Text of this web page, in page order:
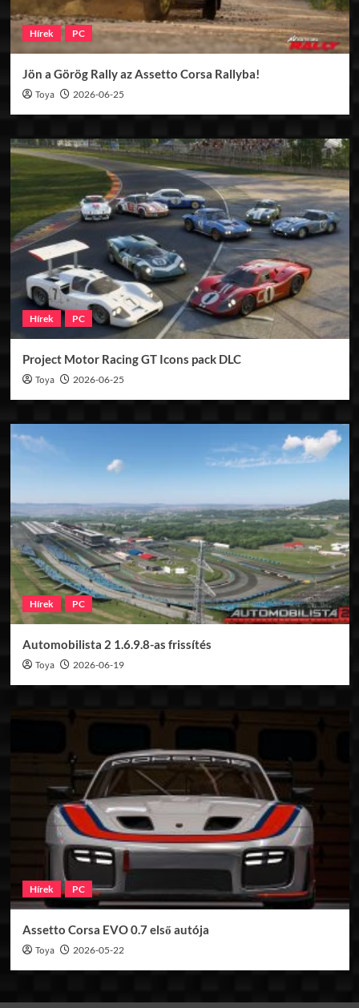
Hírek PC
Jön a Görög Rally az Assetto Corsa Rallyba!
Toya 2026-06-25
Hírek PC
Project Motor Racing GT Icons pack DLC
Toya 2026-06-25
Hírek PC
Automobilista 2 1.6.9.8-as frissítés
Toya 2026-06-19
Hírek PC
Assetto Corsa EVO 0.7 első autója
Toya 2026-05-22